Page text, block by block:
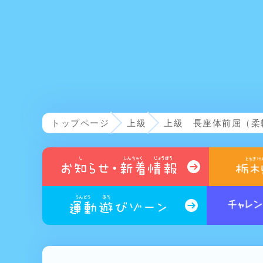
トップページ 上級 上級 長座体前屈（柔